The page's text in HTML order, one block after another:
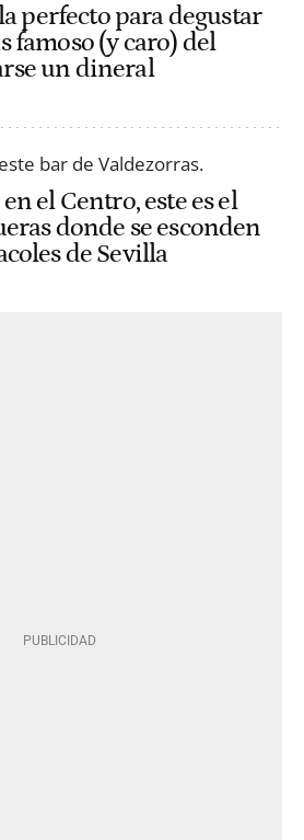
perfecto para degustar
famoso (y caro) del
un dineral
el Centro, este es el
donde se esconden
de Sevilla